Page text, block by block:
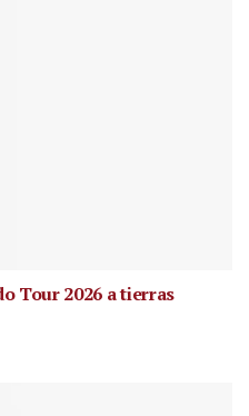
Tour 2026 a tierras